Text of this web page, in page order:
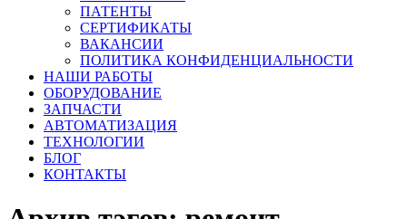
ПАТЕНТЫ
СЕРТИФИКАТЫ
ВАКАНСИИ
ПОЛИТИКА КОНФИДЕНЦИАЛЬНОСТИ
НАШИ РАБОТЫ
ОБОРУДОВАНИЕ
ЗАПЧАСТИ
АВТОМАТИЗАЦИЯ
ТЕХНОЛОГИИ
БЛОГ
КОНТАКТЫ